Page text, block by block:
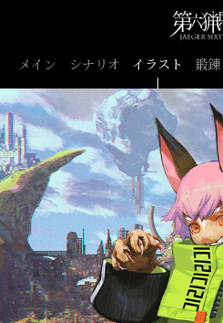
メイン シナリオ イラスト 鍛錬
名前表示